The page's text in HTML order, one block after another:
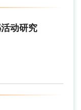
动研究